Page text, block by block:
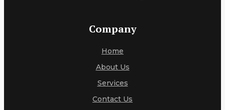
Company
Home
About Us
Services
Contact Us